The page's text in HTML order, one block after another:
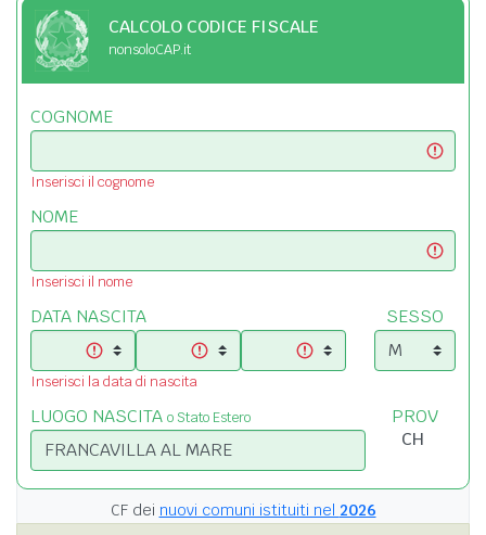
CALCOLO CODICE FISCALE
nonsoloCAP.it
COGNOME
Inserisci il cognome
NOME
Inserisci il nome
DATA NASCITA
Inserisci la data di nascita
SESSO
LUOGO NASCITA o Stato Estero PROV
CF dei nuovi comuni istituiti nel 2026